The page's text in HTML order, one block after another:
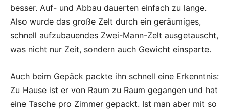
besser. Auf- und Abbau dauerten einfach zu lange.
Also wurde das große Zelt durch ein geräumiges,
schnell aufzubauendes Zwei-Mann-Zelt ausgetauscht,
was nicht nur Zeit, sondern auch Gewicht einsparte.
Auch beim Gepäck packte ihn schnell eine Erkenntnis:
Zu Hause ist er von Raum zu Raum gegangen und hat
eine Tasche pro Zimmer gepackt. Ist man aber mit so